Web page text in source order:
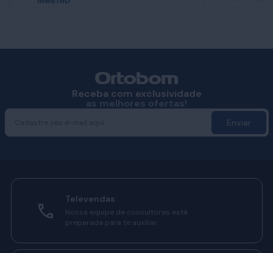
Receba com exclusividade
as melhores ofertas!
Enviar
Televendas
Nossa equipe de consultores está
preparada para te auxiliar.